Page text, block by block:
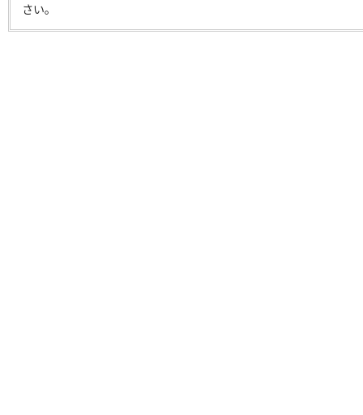
さい。